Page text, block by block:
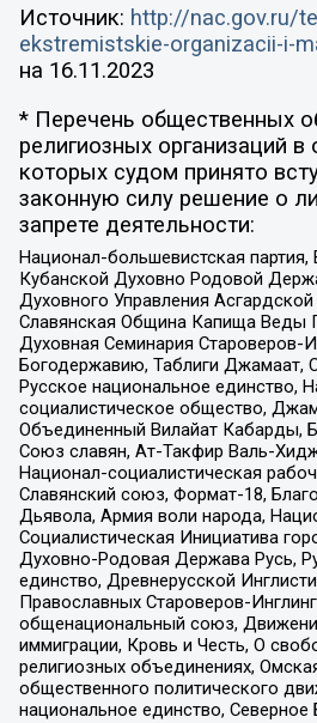
Источник: http://nac.gov.ru/
ekstremistskie-organizacii-i-
на 16.11.2023
* Перечень общественных
религиозных организаций в
которых судом принято
законную силу решение о
запрете деятельности:
Национал-большевистская
Кубанской Духовно Родовой
Духовного Управления
Славянская Община Капища Веды
Духовная Семинария Староверов-
Богодержавию, Таблиги Джамаат,
Русское национальное единство,
социалистическое общество,
Объединенный Вилайат Кабарды,
Союз славян, Ат-Такфир Валь-
Национал-социалистическая
Славянский союз, Формат-18,
Дьявола, Армия воли народа,
Социалистическая Инициатива
Духовно-Родовая Держава Русь,
единство, Древнерусской
Православных Староверов-
общенациональный союз,
иммиграции, Кровь и Честь, О
религиозных объединениях,
общественного политического
национальное единство, Северное